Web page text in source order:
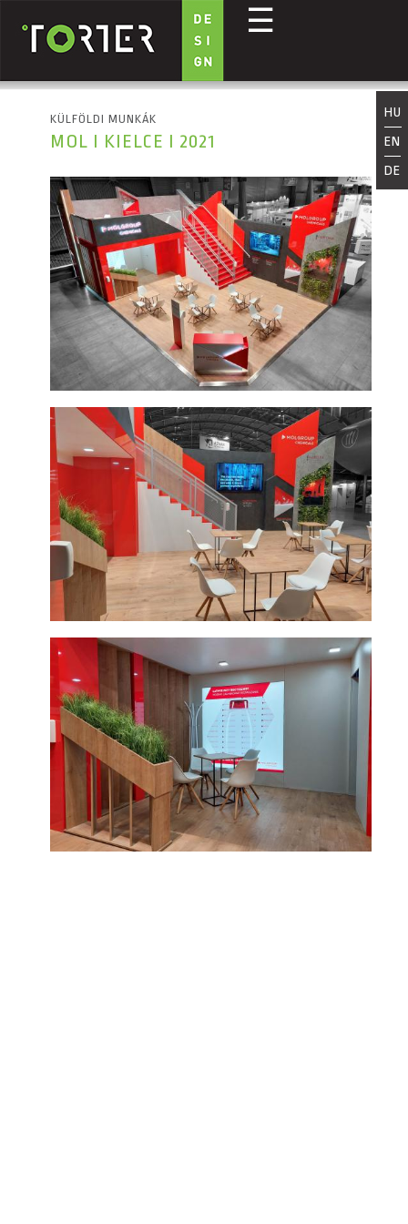
Ugrás a tartalomra
☰
HU
EN
DE
KÜLFÖLDI MUNKÁK
MOL I KIELCE I 2021